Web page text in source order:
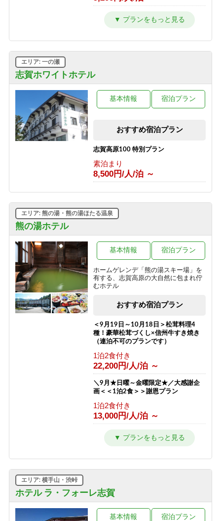
源泉かけ流しのにごり湯温泉とカニ鍋
グラスワインorグラスジュース付き、
1泊2食付き
9,500円/人/泊 ～
グラスワインorグラスジュース付き、
1泊2食付き
9,600円/人/泊 ～
源泉かけ流しのにごり湯温泉と夕食時
1泊2食付き
9,600円/人/泊 ～
プラン（お1人様歓迎）
1泊2食付き
12,500円/人/泊 ～
【夏得】源泉かけ流しのにごり湯温泉
10,200円/人/泊 ～
志賀ホワイトホテル
エリア: 一の瀬
基本情報 宿泊プラン
おすすめ宿泊プラン
志賀高原100 特別プラン
素泊まり
8,500円/人/泊 ～
熊の湯ホテル
エリア: 熊の湯・熊の湯ほたる温泉
ホームゲレンデ「熊の湯スキー場」を
有する、志賀高原の大自然に包まれ佇
むホテル
基本情報 宿泊プラン
おすすめ宿泊プラン
＜9月19日～10月18日＞松茸料理4
種！豪華松茸づくし×信州牛すき焼き
（連泊不可のプランです）
1泊2食付き
22,200円/人/泊 ～
＼9月★日曜～金曜限定★／大感謝企
画＜＜1泊2食＞＞謝恩プラン
1泊2食付き
13,000円/人/泊 ～
2種の信州牛料理と地元食材を味わう
＼1泊2食スタンダード～翡翠hisui～／
食グレードアップ～碧落hekiraku～／
19,400円/人/泊 ～
ホテル ラ・フォーレ志賀
エリア: 横手山・渋峠
基本情報 宿泊プラン